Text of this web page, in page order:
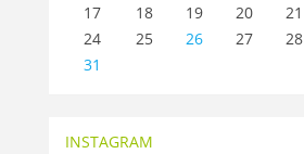
17
18 19 20 21
24
25 26 27 28
31
INSTAGRAM